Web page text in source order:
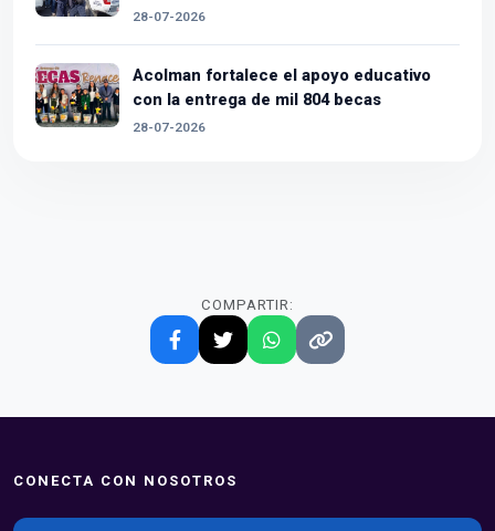
28-07-2026
Acolman fortalece el apoyo educativo
con la entrega de mil 804 becas
28-07-2026
COMPARTIR:
CONECTA CON NOSOTROS